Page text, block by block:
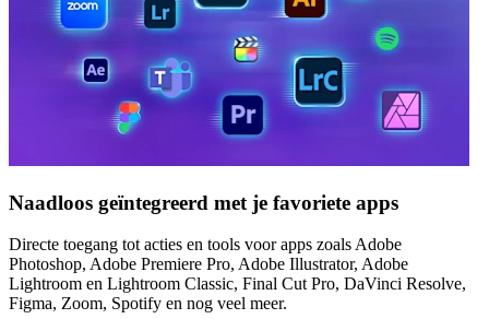
Naadloos geïntegreerd met je favoriete apps
Directe toegang tot acties en tools voor apps zoals Adobe
Photoshop, Adobe Premiere Pro, Adobe Illustrator, Adobe
Lightroom en Lightroom Classic, Final Cut Pro, DaVinci Resolve,
Figma, Zoom, Spotify en nog veel meer.